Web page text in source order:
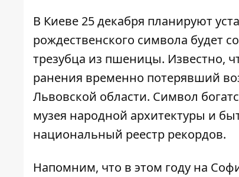
В Киеве 25 декабря планируют
рождественского символа будет
трезубца из пшеницы. Известно,
ранения временно потерявший
Львовской области. Символ
музея народной архитектуры и
национальный реестр рекордов.
Напомним, что в этом году на